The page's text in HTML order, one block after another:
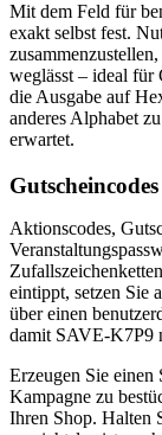
Mit dem Feld für
exakt selbst fest.
weglässt – ideal für
die Ausgabe auf
anderes Alphabet
erwartet.
Aktionscodes,
eintippt, setzen Sie
über einen
damit SAVE-K7P9
Erzeugen Sie einen
Kampagne zu
Ihren Shop. Halten